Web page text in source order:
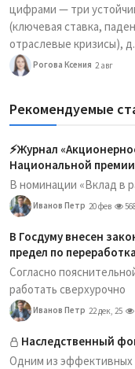
цифрами — три
(ключевая ставка,
отраслевые кризисы),
Рогова Ксения 2 авг
Рекомендуемые
⚡️Журнал
Национальной
В номинации «Вклад в
Иванов Петр 20 фев 568
В Госдуму внесен
предел по
Согласно
работать сверхурочно
Иванов Петр 22 дек, 25
Наследственный
Одним из эффективных